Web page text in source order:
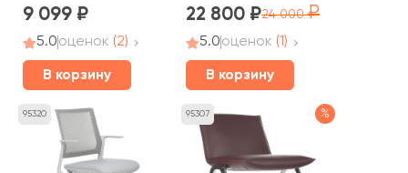
9 099
5.0оценок (2)
В корзину
22 800 24 000
5.0оценок (1)
В корзину
95320 95307 %